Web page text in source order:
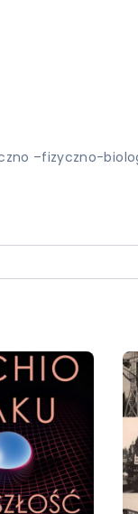
–fizyczno-